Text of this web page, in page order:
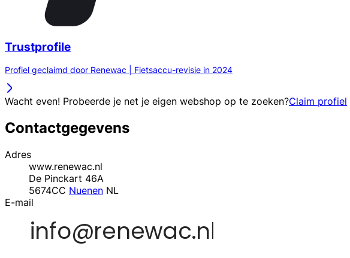
Trustprofile
Profiel geclaimd door Renewac | Fietsaccu-revisie in 2024
Wacht even! Probeerde je net je eigen webshop op te zoeken?Claim profiel
Contactgegevens
Adres
www.renewac.nl
De Pinckart 46A
5674CC Nuenen NL
E-mail